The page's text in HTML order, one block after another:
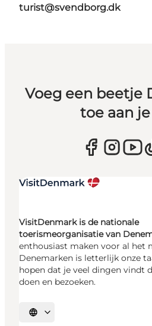
turist@svendborg.dk
Voeg een beetje
toe aan
VisitDenmark is de nationale
toerismeorganisatie van
enthousiast maken voor al het
Denemarken is letterlijk onze
hopen dat je veel dingen vindt
doen en bezoeken.
Selecteer taal